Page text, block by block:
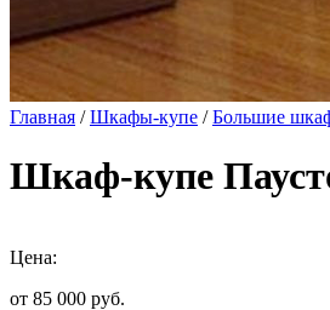
Главная /Шкафы-купе /Большие
Шкаф-купе
Цена:
от 85 000 руб.